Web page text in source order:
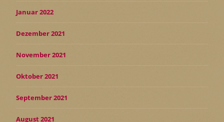
Januar 2022
Dezember 2021
November 2021
Oktober 2021
September 2021
August 2021